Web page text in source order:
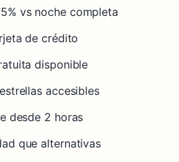
vs noche completa
de crédito
disponible
accesibles
desde 2 horas
que alternativas